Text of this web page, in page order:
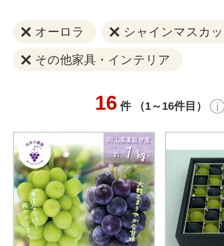
オーロラ シャインマスカ
その他家具・インテリア
16 件 （1～16件目）